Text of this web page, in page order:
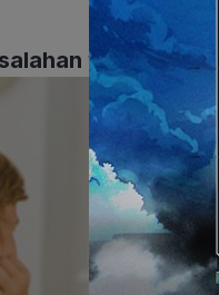
yang